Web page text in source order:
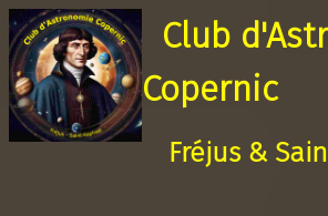
Club
Copernic
Fréjus &